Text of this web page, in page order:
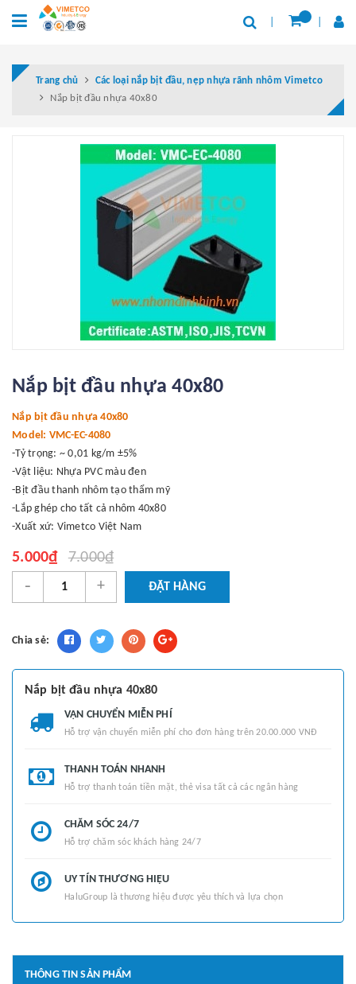
Trang chủ
Các loại nắp bịt đầu, nẹp nhựa rãnh nhôm Vimetco
Nắp bịt đầu nhựa 40x80
Nắp bịt đầu nhựa 40x80
Nắp bịt đầu nhựa 40x80
Model: VMC-EC-4080
-Tỷ trọng: ~ 0,01 kg/m ±5%
-Vật liệu: Nhựa PVC màu đen
-Bịt đầu thanh nhôm tạo thẩm mỹ
-Lắp ghép cho tất cả nhôm 40x80
-Xuất xứ: Vimetco Việt Nam
5.000₫ 7.000₫
- + ĐẶT HÀNG
Chia sẻ:
Nắp bịt đầu nhựa 40x80
VẬN CHUYỂN MIỄN PHÍ
Hỗ trợ vận chuyển miễn phí cho đơn hàng trên 20.00.000 VNĐ
THANH TOÁN NHANH
Hỗ trợ thanh toán tiền mặt, thẻ visa tất cả các ngân hàng
CHĂM SÓC 24/7
Hỗ trợ chăm sóc khách hàng 24/7
UY TÍN THƯƠNG HIỆU
HaluGroup là thương hiệu được yêu thích và lựa chọn
THÔNG TIN SẢN PHẨM